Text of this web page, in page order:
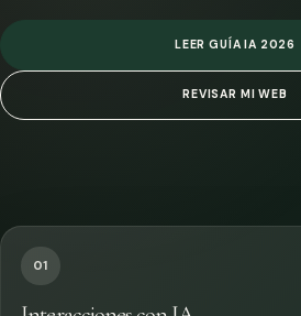
LEER GUÍA IA 2026
REVISAR MI WEB
01